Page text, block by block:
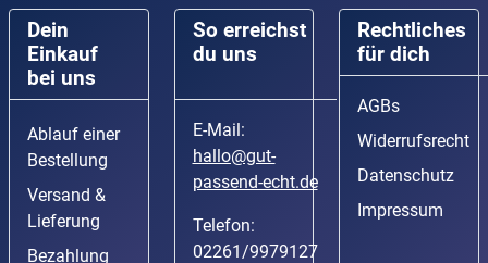
Dein
Einkauf
bei uns
Ablauf einer
Bestellung
Versand &
Lieferung
Bezahlung
So erreichst
du uns
E-Mail:
hallo@gut-
passend-echt.de
Telefon:
02261/9979127
Rechtliches
für dich
AGBs
Widerrufsrecht
Datenschutz
Impressum